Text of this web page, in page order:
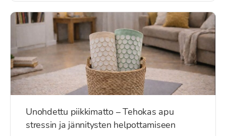
Unohdettu piikkimatto – Tehokas apu
stressin ja jännitysten helpottamiseen